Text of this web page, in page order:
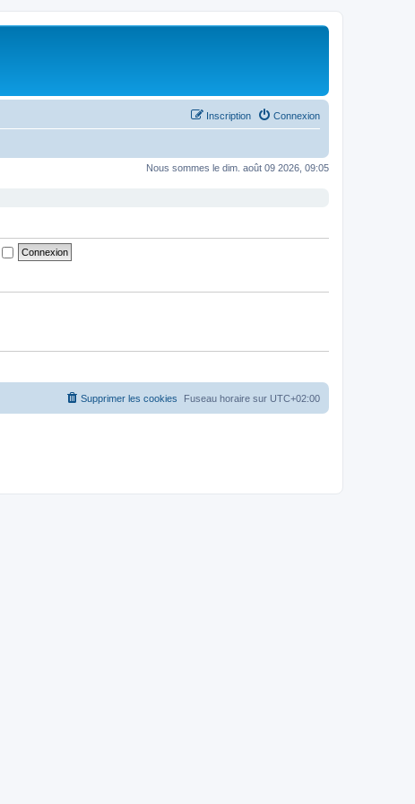
Connexion
Inscription
Nous sommes le dim. août 09 2026, 09:05
Fuseau horaire sur UTC+02:00
Supprimer les cookies